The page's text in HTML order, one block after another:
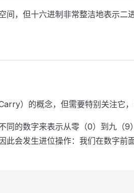
间，但十六进制非常整洁地表示
）的概念，但需要特别关注它，
同的数字来表示从零（0）到九（
此会发生进位操作：我们在数字前